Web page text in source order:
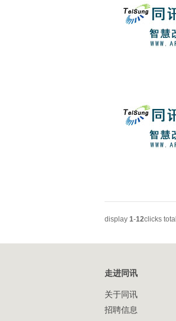
display 1-12clicks total
走进同讯
关于同讯
招聘信息